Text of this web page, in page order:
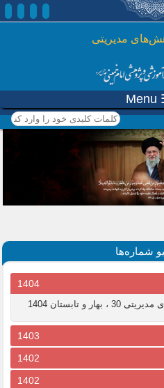
اصلی
مدیریتی
☰
کلمات کلیدی خود را وارد
کنید
شماره‌ها
1404
و تابستان 1404
1403
1402
1402